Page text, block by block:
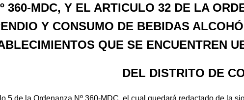
360-MDC, Y EL ARTICULO 32 DE LA
Y CONSUMO DE BEBIDAS
QUE SE ENCUENTREN
DEL DISTRITO DE
5 de la Ordenanza Nº 360-MDC, el cual quedará redactado de la